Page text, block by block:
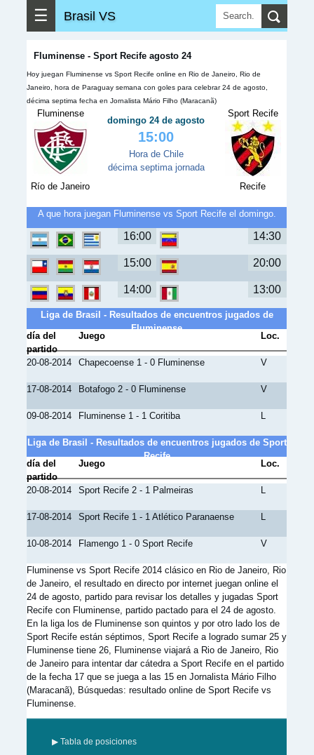
☰ Brasil VS
Fluminense - Sport Recife agosto 24
Hoy juegan Fluminense vs Sport Recife online en Rio de Janeiro, Rio de
Janeiro, hora de Paraguay semana con goles para celebrar 24 de agosto,
décima septima fecha en Jornalista Mário Filho (Maracanã)
Fluminense
Río de Janeiro
domingo 24 de agosto
15:00
Hora de Chile
décima septima jornada
Sport Recife
Recife
A que hora juegan Fluminense vs Sport Recife el domingo.
16:00 14:30
15:00 20:00
14:00 13:00
Liga de Brasil - Resultados de encuentros jugados de
Fluminense
día del
partido
Juego Loc.
20-08-2014 Chapecoense 1 - 0 Fluminense V
17-08-2014 Botafogo 2 - 0 Fluminense V
09-08-2014 Fluminense 1 - 1 Coritiba L
Liga de Brasil - Resultados de encuentros jugados de Sport
Recife
día del
partido
Juego Loc.
20-08-2014 Sport Recife 2 - 1 Palmeiras L
17-08-2014 Sport Recife 1 - 1 Atlético Paranaense L
10-08-2014 Flamengo 1 - 0 Sport Recife V
Fluminense vs Sport Recife 2014 clásico en Rio de Janeiro, Rio
de Janeiro, el resultado en directo por internet juegan online el
24 de agosto, partido para revisar los detalles y jugadas Sport
Recife con Fluminense, partido pactado para el 24 de agosto.
En la liga los de Fluminense son quintos y por otro lado los de
Sport Recife están séptimos, Sport Recife a logrado sumar 25 y
Fluminense tiene 26, Fluminense viajará a Rio de Janeiro, Rio
de Janeiro para intentar dar cátedra a Sport Recife en el partido
de la fecha 17 que se juega a las 15 en Jornalista Mário Filho
(Maracanã), Búsquedas: resultado online de Sport Recife vs
Fluminense.
▶ Tabla de posiciones